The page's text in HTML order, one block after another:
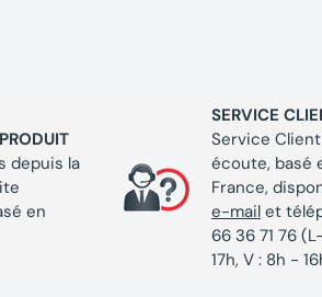
depuis la
en
SERVICE
Service
écoute, basé
France,
e-mail et
66 36 71 76
17h, V : 8h -